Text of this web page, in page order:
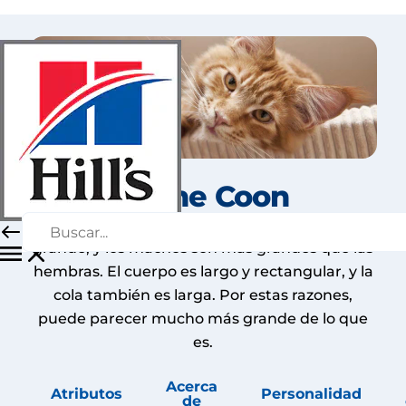
Maine Coon
El Maine Coon es de tamaño mediano a
grande, y los machos son más grandes que las
hembras. El cuerpo es largo y rectangular, y la
cola también es larga. Por estas razones,
puede parecer mucho más grande de lo que
es.
Atributos
Acerca
de
Personalidad